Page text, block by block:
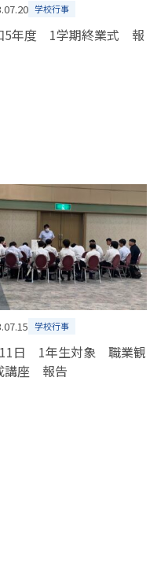
学校行事
5年度 1学期終業式 報
学校行事
日 1年生対象 職業観
講座 報告